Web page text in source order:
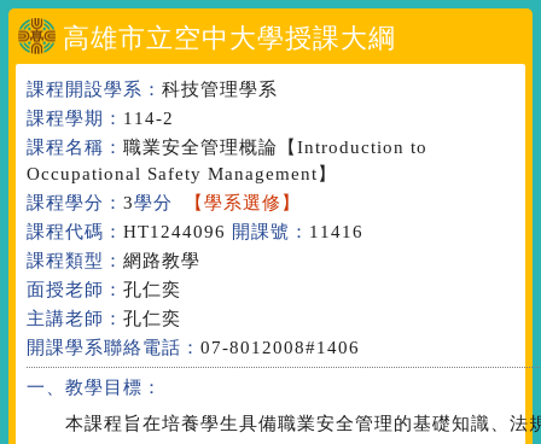
高雄市立空中大學授課大綱
課程開設學系： 科技管理學系
課程學期： 114-2
課程名稱： 職業安全管理概論 【Introduction to
Occupational Safety Management】
課程學分： 3學分
【學系選修】
課程代碼： HT1244096 開課號： 11416
課程類型： 網路教學
面授老師： 孔仁奕
主講老師： 孔仁奕
開課學系聯絡電話： 07-8012008#1406
一、教學目標：
本課程旨在培養學生具備職業安全管理的基礎知識、法